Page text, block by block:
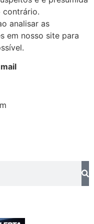
contrário.
analisar as
em nosso site para